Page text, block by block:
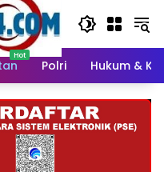
Polri Hukum &